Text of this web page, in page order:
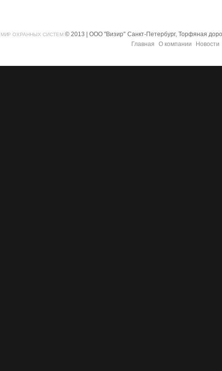
Санкт-Петербург, Торфяная
Главная
О компании Новости
МИР ОХРАННЫХ СИСТЕМ © 2013 | ООО "Визир"